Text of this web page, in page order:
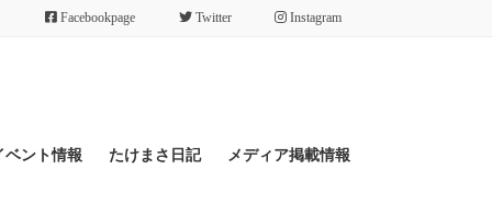
Facebookpage Twitter Instagram
ベント情報 たけまさ日記 メディア掲載情報